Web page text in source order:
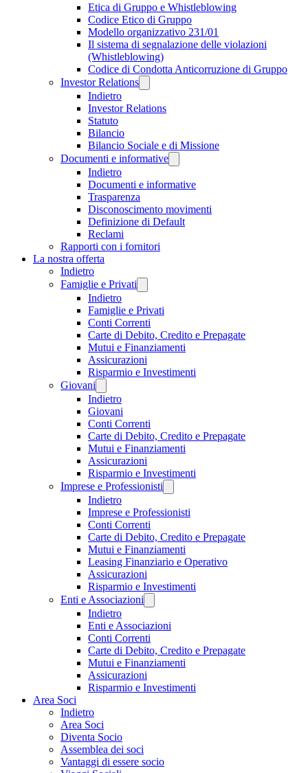
Etica di Gruppo e Whistleblowing
Codice Etico di Gruppo
Modello organizzativo 231/01
Il sistema di segnalazione delle violazioni
(Whistleblowing)
Codice di Condotta Anticorruzione di Gruppo
Investor Relations
Indietro
Investor Relations
Statuto
Bilancio
Bilancio Sociale e di Missione
Documenti e informative
Indietro
Documenti e informative
Trasparenza
Disconoscimento movimenti
Definizione di Default
Reclami
Rapporti con i fornitori
La nostra offerta
Indietro
Famiglie e Privati
Indietro
Famiglie e Privati
Conti Correnti
Carte di Debito, Credito e Prepagate
Mutui e Finanziamenti
Assicurazioni
Risparmio e Investimenti
Giovani
Indietro
Giovani
Conti Correnti
Carte di Debito, Credito e Prepagate
Mutui e Finanziamenti
Assicurazioni
Risparmio e Investimenti
Imprese e Professionisti
Indietro
Imprese e Professionisti
Conti Correnti
Carte di Debito, Credito e Prepagate
Mutui e Finanziamenti
Leasing Finanziario e Operativo
Assicurazioni
Risparmio e Investimenti
Enti e Associazioni
Indietro
Enti e Associazioni
Conti Correnti
Carte di Debito, Credito e Prepagate
Mutui e Finanziamenti
Assicurazioni
Risparmio e Investimenti
Area Soci
Indietro
Area Soci
Diventa Socio
Assemblea dei soci
Vantaggi di essere socio